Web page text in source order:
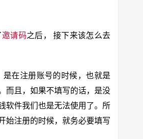
邀请码之后， 接下来该怎么去
在注册账号的时候，也就是
而且，如果不填写的话，是没
软件我们也是无法使用了。所
始注册的时候，就务必要填写